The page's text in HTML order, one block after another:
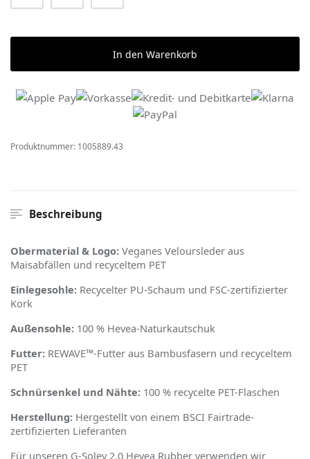
In den Warenkorb
Produktnummer: 1005889.43
Beschreibung
Obermaterial & Logo: Veganes Veloursleder aus
Maisabfällen und recyceltem PET
Einlegesohle: Recycelter PU-Schaum und FSC-zertifizierter
Kork
Außensohle: 100 % Hevea-Naturkautschuk
Futter: REWAVE™-Futter aus Bambusfasern und recyceltem
PET
Schnürsenkel und Nähte: 100 % recycelte PET-Flaschen
Herstellung: Hergestellt von einem BSCI Fairtrade-
zertifizierten Lieferanten
Für unseren G-Soley 2.0 Hevea Rubber verwenden wir